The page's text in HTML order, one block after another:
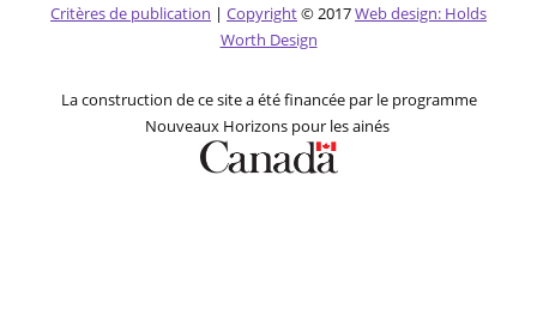
Critères de publication | Copyright© 2017Web design: Holds
Worth Design
La construction de ce site a été financée par le programme
Nouveaux Horizons pour les ainés